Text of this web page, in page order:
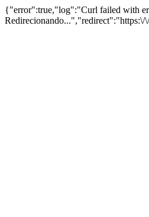
{"error":true,"log":"Curl failed with